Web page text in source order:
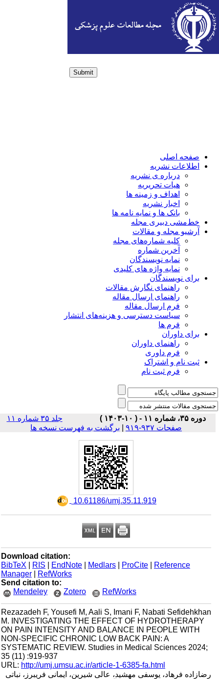
Submit
صفحه اصلی
اطلاعات نشریه
درباره ی نشریه
هیات تحریریه
اهداف و زمینه ها
اخبار نشریه
بانک ها و نمایه نامه ها
خط‌مشی دبیری مجله
آرشیو مجله و مقالات
کلیه شماره‌های مجله
آخرین شماره
نمایه نویسندگان
نمایه واژه های کلیدی
برای نویسندگان
راهنمای نگارش مقالات
راهنمای ارسال مقاله
فرم ارسال مقاله
سیاست دسترسی و هزینه‌های انتشار
فرم ها
برای داوران
راهنمای داوران
فرم داوری
ثبت نام و اشتراک
فرم ثبت نام
دوره ۳۵، شماره ۱۱ - ( ۱۰-۱۴۰۳ )
جلد ۳۵ شماره ۱۱
صفحات ۹۳۷-۹۱۹
| برگشت به فهرست نسخه ها
‎ 10.61186/umj.35.11.919
Download citation:
BibTeX
| RIS |EndNote |Medlars |ProCite |Reference
Manager
|RefWorks
Send citation to:
Mendeley
Zotero RefWorks
Rezazadeh F, Yousefi M, Aali S, Imani F, Nabati Sefidehkhan
M. INVESTIGATING THE EFFECT OF HYDROTHERAPY
ON PAIN INTENSITY AND BALANCE IN PEOPLE WITH
NON-SPECIFIC CHRONIC LOW BACK PAIN: A
SYSTEMATIC REVIEW. Studies in Medical Sciences 2024;
35 (11) :919-937
URL:http://umj.umsu.ac.ir/article-1-6385-fa.html
رضازاده فرهاد، یوسفی مهشید، عالی شیرین، ایمانی فریبرز، نباتی